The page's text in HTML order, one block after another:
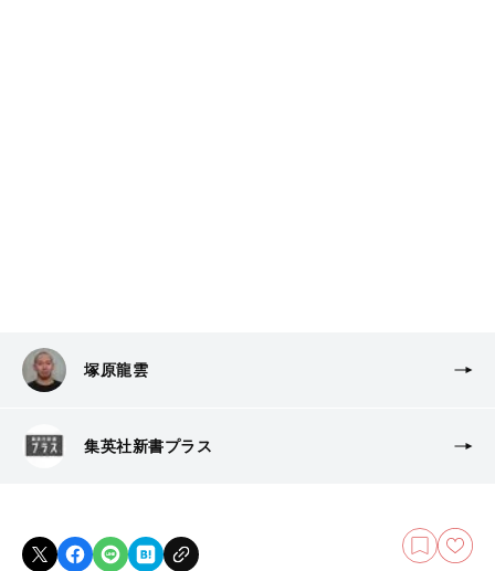
塚原龍雲
集英社新書プラス